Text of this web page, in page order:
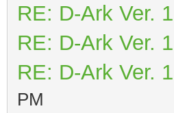
RE: D-Ark Ver.
RE: D-Ark Ver.
RE: D-Ark Ver.
PM